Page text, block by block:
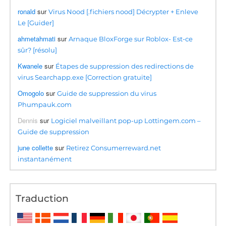
ronald surVirus Nood [.fichiers nood] Décrypter + Enleve
Le [Guider]
ahmetahmati surArnaque BloxForge sur Roblox- Est-ce
sûr? [résolu]
Kwanele sur Étapes de suppression des redirections de
virus Searchapp.exe [Correction gratuite]
Omogolo surGuide de suppression du virus
Phumpauk.com
Dennis sur Logiciel malveillant pop-up Lottingem.com –
Guide de suppression
june collette sur Retirez Consumerreward.net
instantanément
Traduction